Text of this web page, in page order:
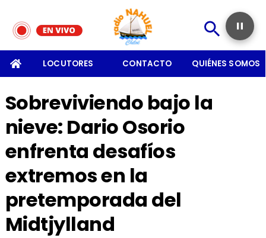
LOCUTORES CONTACTO QUIÉNES SOMOS
Sobreviviendo bajo la
nieve: Dario Osorio
enfrenta desafíos
extremos en la
pretemporada del
Midtjylland